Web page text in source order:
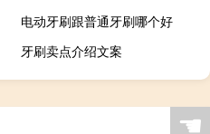
电动牙刷跟普通牙刷哪个好
牙刷卖点介绍文案
☚